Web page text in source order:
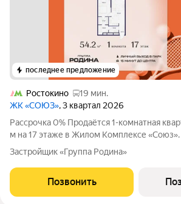
последнее предложение
Ростокино
19 мин.
ЖК «СОЮЗ», 3 квартал 2026
Рассрочка 0% Продаётся 1-комнатная
м на 17 этаже в Жилом Комплексе
жизни премиум-класса с рекордным
олимпийских видов спорта: - Ледовая
фигурного катания, - Футбольные
Застройщик «Группа Родина»
Позвонить